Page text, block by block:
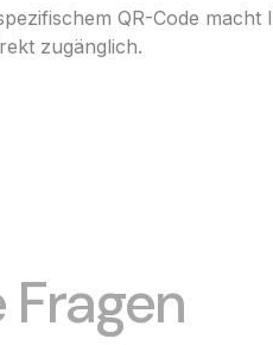
QR-Code
zugänglich.
Fragen